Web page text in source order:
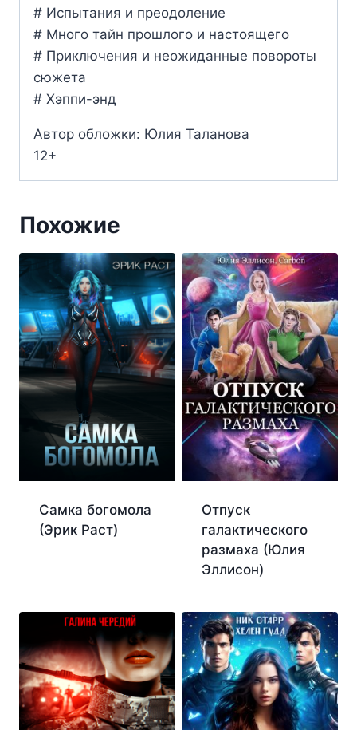
# Испытания и преодоление
# Много тайн прошлого и настоящего
# Приключения и неожиданные повороты
сюжета
# Хэппи-энд
Автор обложки: Юлия Таланова
12+
Похожие
Самка богомола
(Эрик Раст)
Отпуск
галактического
размаха (Юлия
Эллисон)